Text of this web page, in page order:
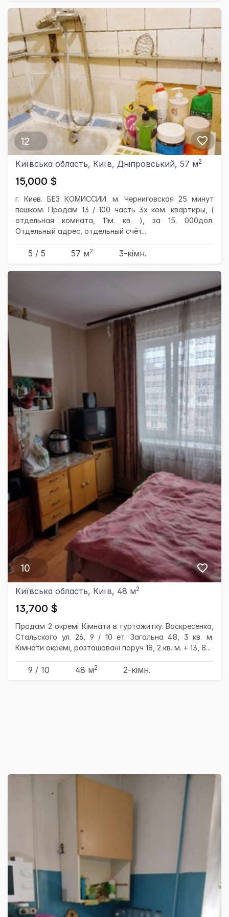
12
Київська область, Київ, Дніпровський, 57 м2
15,000 $
г. Киев. БЕЗ КОМИССИИ. м. Черниговская 25 минут
пешком. Продам 13 / 100 часть 3х ком. квартиры, (
отдельная комната, 11м. кв. ), за 15. 000дол.
Отдельный адрес, отдельный счёт...
5 / 5 57 м2 3-кімн.
10
Київська область, Київ, 48 м2
13,700 $
Продам 2 окремі Кімнати в гуртожитку. Воскресенка,
Стальского ул. 26, 9 / 10 ет. Загальна 48, 3 кв. м.
Кімнати окремі, розташовані поруч 18, 2 кв. м. + 13, 8...
9 / 10 48 м2 2-кімн.